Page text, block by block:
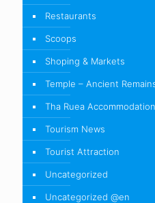
Restaurants
Scoops
Shoping & Markets
Temple – Ancient
Tha Ruea
Tourism News
Tourist Attraction
Uncategorized
Uncategorized @en